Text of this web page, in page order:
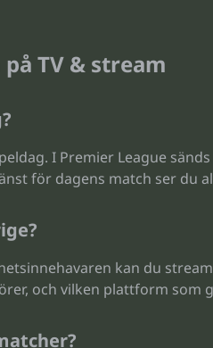
TV & stream
I Premier League
för dagens match ser du
kan du
och vilken plattform